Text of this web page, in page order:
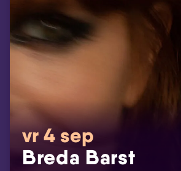
vr 4 sep
Breda Barst